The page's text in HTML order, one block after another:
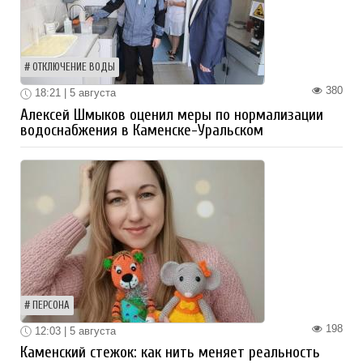
ОТКЛЮЧЕНИЕ ВОДЫ
380
18:21 | 5 августа
Алексей Шмыков оценил меры по нормализации
водоснабжения в Каменске-Уральском
ПЕРСОНА
198
12:03 | 5 августа
Каменский стежок: как нить меняет реальность